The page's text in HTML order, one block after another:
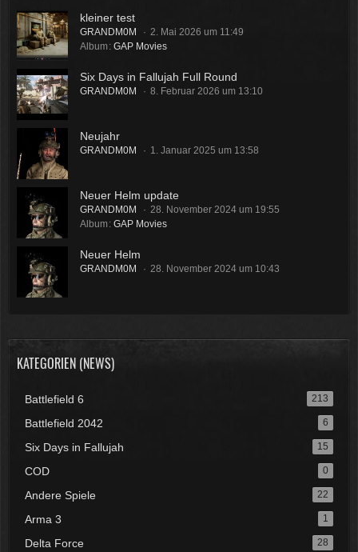
kleiner test
GRANDM0M
2. Mai 2026 um 11:49
Album GAP Movies
Six Days in Fallujah Full Round
GRANDM0M 8. Februar 2026 um 13:10
Neujahr
GRANDM0M 1. Januar 2025 um 13:58
Neuer Helm update
GRANDM0M
28. November 2024 um 19:55
Album GAP Movies
Neuer Helm
GRANDM0M 28. November 2024 um 10:43
KATEGORIEN (NEWS)
Battlefield 6 213
Battlefield 2042 6
Six Days in Fallujah 15
COD 0
Andere Spiele 22
Arma 3 1
Delta Force 28